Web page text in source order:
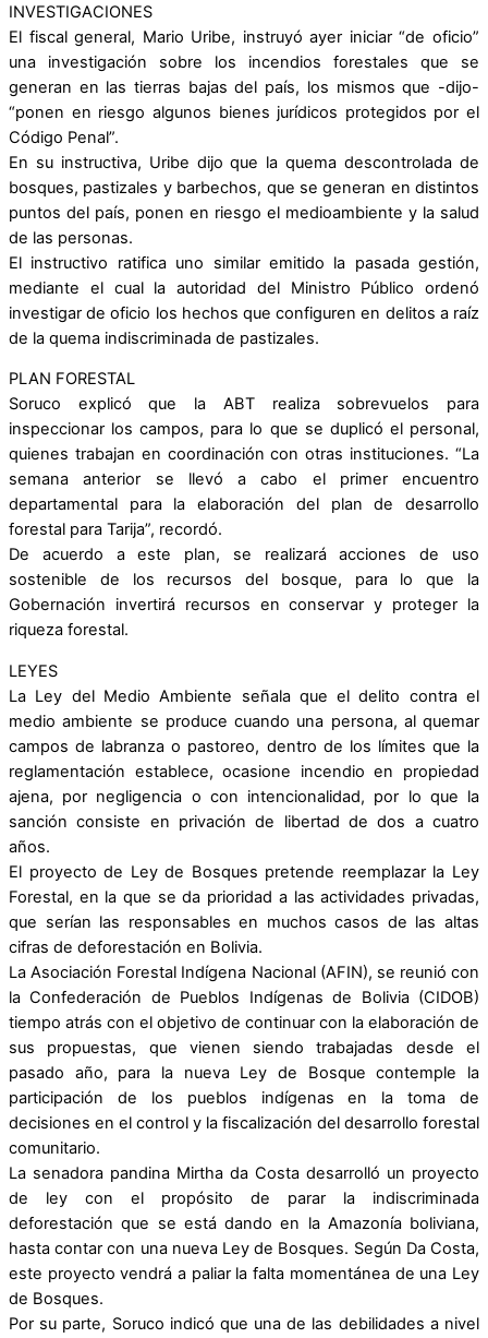
INVESTIGACIONES
El fiscal general, Mario Uribe, instruyó ayer iniciar “de oficio”
una investigación sobre los incendios forestales que se
generan en las tierras bajas del país, los mismos que -dijo-
“ponen en riesgo algunos bienes jurídicos protegidos por el
Código Penal”.
En su instructiva, Uribe dijo que la quema descontrolada de
bosques, pastizales y barbechos, que se generan en distintos
puntos del país, ponen en riesgo el medioambiente y la salud
de las personas.
El instructivo ratifica uno similar emitido la pasada gestión,
mediante el cual la autoridad del Ministro Público ordenó
investigar de oficio los hechos que configuren en delitos a raíz
de la quema indiscriminada de pastizales.
PLAN FORESTAL
Soruco explicó que la ABT realiza sobrevuelos para
inspeccionar los campos, para lo que se duplicó el personal,
quienes trabajan en coordinación con otras instituciones. “La
semana anterior se llevó a cabo el primer encuentro
departamental para la elaboración del plan de desarrollo
forestal para Tarija”, recordó.
De acuerdo a este plan, se realizará acciones de uso
sostenible de los recursos del bosque, para lo que la
Gobernación invertirá recursos en conservar y proteger la
riqueza forestal.
LEYES
La Ley del Medio Ambiente señala que el delito contra el
medio ambiente se produce cuando una persona, al quemar
campos de labranza o pastoreo, dentro de los límites que la
reglamentación establece, ocasione incendio en propiedad
ajena, por negligencia o con intencionalidad, por lo que la
sanción consiste en privación de libertad de dos a cuatro
años.
El proyecto de Ley de Bosques pretende reemplazar la Ley
Forestal, en la que se da prioridad a las actividades privadas,
que serían las responsables en muchos casos de las altas
cifras de deforestación en Bolivia.
La Asociación Forestal Indígena Nacional (AFIN), se reunió con
la Confederación de Pueblos Indígenas de Bolivia (CIDOB)
tiempo atrás con el objetivo de continuar con la elaboración de
sus propuestas, que vienen siendo trabajadas desde el
pasado año, para la nueva Ley de Bosque contemple la
participación de los pueblos indígenas en la toma de
decisiones en el control y la fiscalización del desarrollo forestal
comunitario.
La senadora pandina Mirtha da Costa desarrolló un proyecto
de ley con el propósito de parar la indiscriminada
deforestación que se está dando en la Amazonía boliviana,
hasta contar con una nueva Ley de Bosques. Según Da Costa,
este proyecto vendrá a paliar la falta momentánea de una Ley
de Bosques.
Por su parte, Soruco indicó que una de las debilidades a nivel